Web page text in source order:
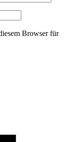
Browser für